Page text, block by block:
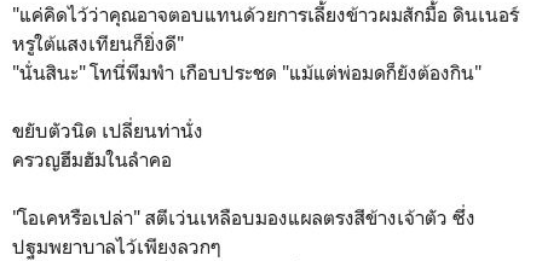
"แค่คิดไว้ว่าคุณอาจตอบแทนด้วยการเลี้ยงข้าวผมสักมื้อ ดินเนอร์
หรูใต้แสงเทียนก็ยิ่งดี"
"นั่นสินะ" โทนี่พึมพำ เกือบประชด "แม้แต่พ่อมดก็ยังต้องกิน"
ขยับตัวนิด เปลี่ยนท่านั่ง
ครวญฮึมฮัมในลำคอ
"โอเคหรือเปล่า" สตีเว่นเหลือบมองแผลตรงสีข้างเจ้าตัว ซึ่ง
ปฐมพยาบาลไว้เพียงลวกๆ